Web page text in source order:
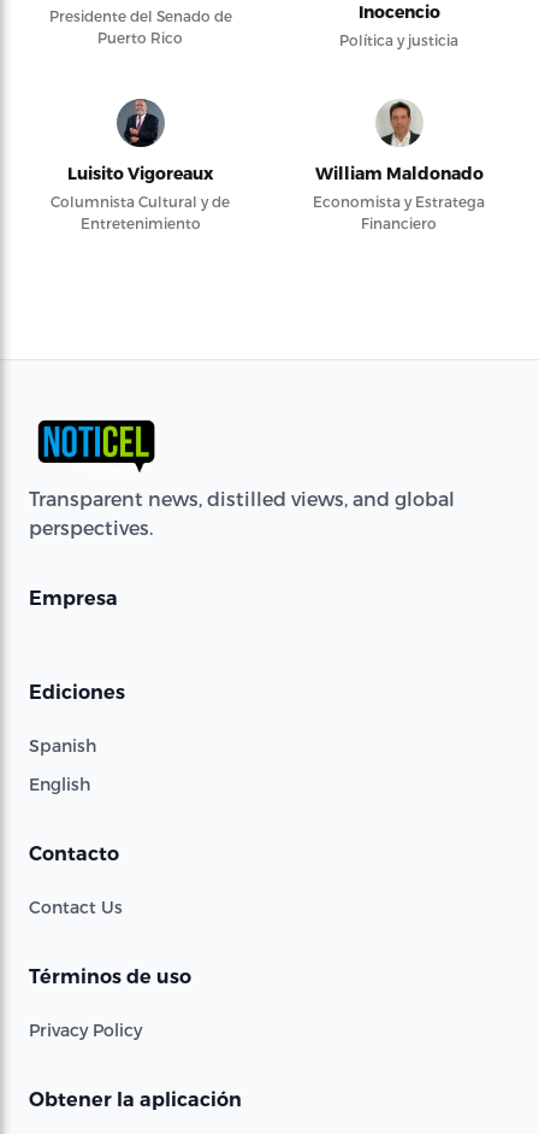
Presidente del Senado de
Puerto Rico
Inocencio
Política y justicia
Luisito Vigoreaux
Columnista Cultural y de
Entretenimiento
William Maldonado
Economista y Estratega
Financiero
Transparent news, distilled views, and global
perspectives.
Empresa
Ediciones
Spanish
English
Contacto
Contact Us
Términos de uso
Privacy Policy
Obtener la aplicación